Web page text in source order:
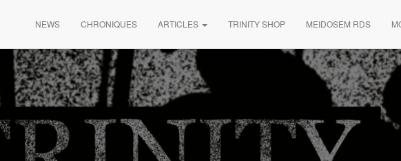
NEWS CHRONIQUES ARTICLES TRINITY SHOP MEIDOSEM RDS